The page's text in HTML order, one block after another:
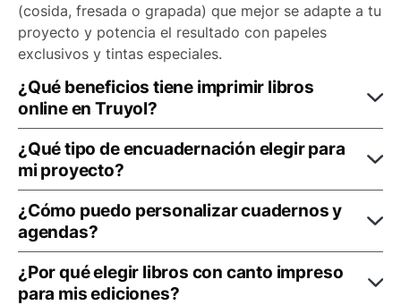
(cosida, fresada o grapada) que mejor se adapte a tu
proyecto y potencia el resultado con papeles
exclusivos y tintas especiales.
¿Qué beneficios tiene imprimir libros
online en Truyol?
¿Qué tipo de encuadernación elegir para
mi proyecto?
¿Cómo puedo personalizar cuadernos y
agendas?
¿Por qué elegir libros con canto impreso
para mis ediciones?